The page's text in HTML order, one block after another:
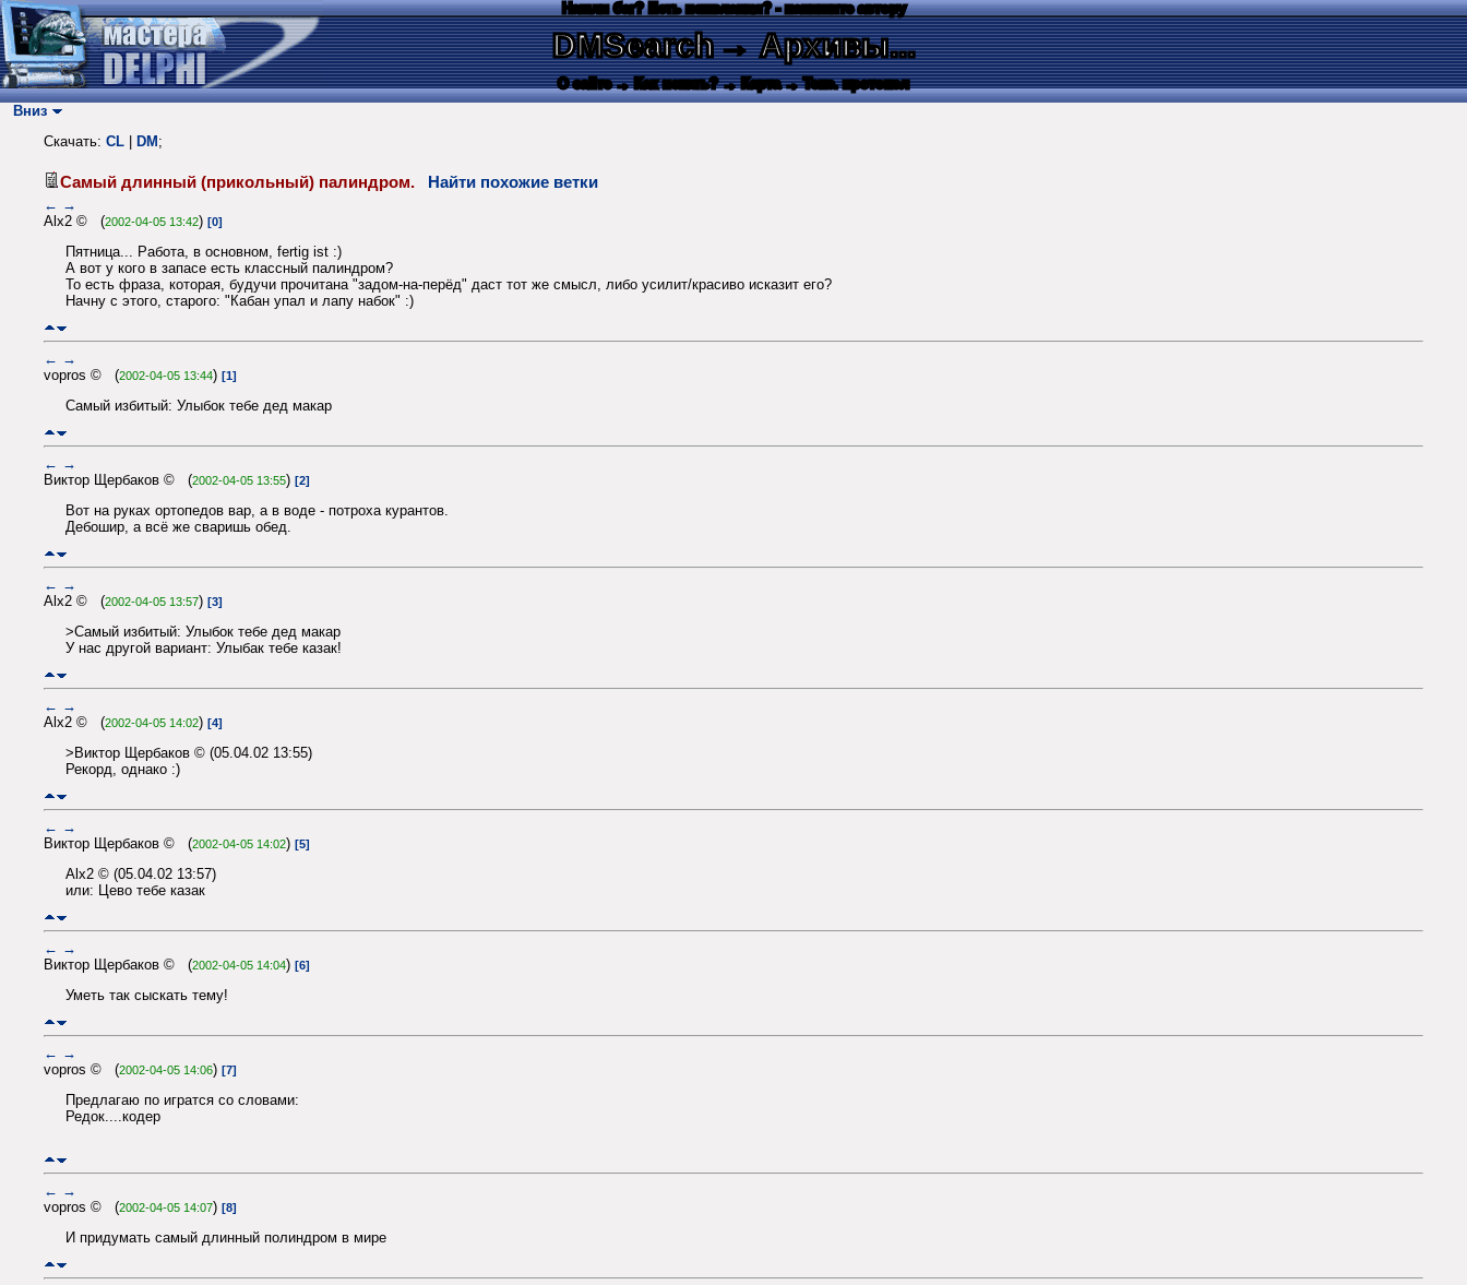
Нашли баг? Есть пожелания? - напишите автору
DMSearch→ Архивы...
О сайте → Как искать? → Карта → Текс. протокол
Вниз
Скачать: CL DM ;
Самый длинный (прикольный) палиндром. Найти похожие ветки
← →
Alx2 © (2002-04-05 13:42) [0]
Пятница... Работа, в основном, fertig ist :)
А вот у кого в запасе есть классный палиндром?
То есть фраза, которая, будучи прочитана "задом-на-перёд" даст тот же смысл, либо усилит/красиво исказит его?
Начну с этого, старого: "Кабан упал и лапу набок" :)
← →
vopros © (2002-04-05 13:44) [1]
Самый избитый: Улыбок тебе дед макар
← →
Виктор Щербаков © (2002-04-05 13:55) [2]
Вот на руках ортопедов вар, а в воде - потроха курантов.
Дебошир, а всё же сваришь обед.
← →
Alx2 © (2002-04-05 13:57) [3]
>Самый избитый: Улыбок тебе дед макар
У нас другой вариант: Улыбак тебе казак!
← →
Alx2 © (2002-04-05 14:02) [4]
>Виктор Щербаков © (05.04.02 13:55)
Рекорд, однако :)
← →
Виктор Щербаков © (2002-04-05 14:02) [5]
Alx2 © (05.04.02 13:57)
или: Цево тебе казак
← →
Виктор Щербаков © (2002-04-05 14:04) [6]
Уметь так сыскать тему!
← →
vopros © (2002-04-05 14:06) [7]
Предлагаю по игратся со словами:
Редок....кодер
← →
vopros © (2002-04-05 14:07) [8]
И придумать самый длинный полиндром в мире